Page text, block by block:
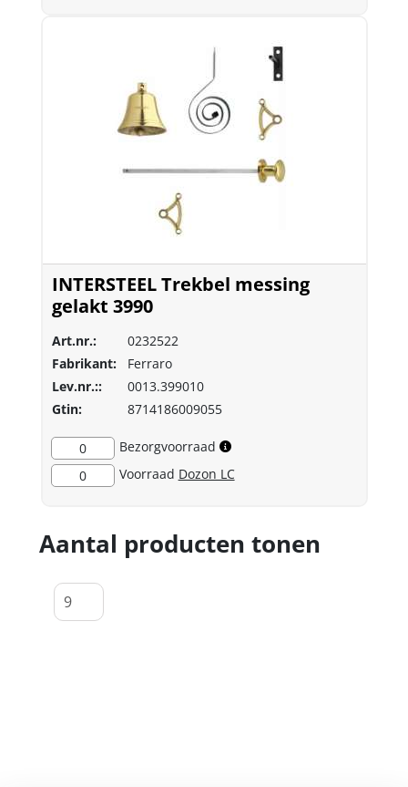
INTERSTEEL Trekbel messing
gelakt 3990
Art.nr.:
0232522
Fabrikant:
Ferraro
Lev.nr.::
0013.399010
Gtin:
8714186009055
0
Bezorgvoorraad
0
Voorraad Dozon LC
Aantal producten tonen